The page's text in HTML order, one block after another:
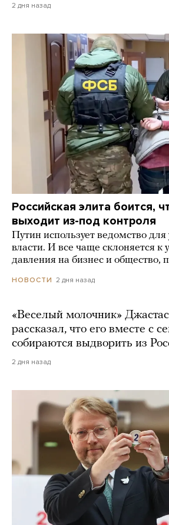
2 дня назад
Российская элита боится,
выходит из-под контроля
Путин использует ведомство
власти. И все чаще склоняется к
давления на бизнес и общество,
НОВОСТИ 2 дня назад
«Веселый молочник»
рассказал, что его вместе с
собираются выдворить из
2 дня назад